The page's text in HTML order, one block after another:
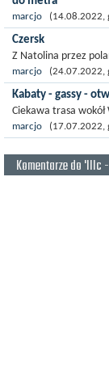
Z Kabat, przez
do fontan na
marcjo (14.08.2022,
Czersk
Z Natolina przez
wałów aż do Kępy
na...
marcjo (24.07.2022,
Kabaty - gassy -
Ciekawa trasa wokół
wąwozem ze skarpy
marcjo (17.07.2022,
Komentarze do 'IIIc